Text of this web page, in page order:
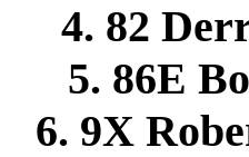
4. 82
5. 86E
6. 9X